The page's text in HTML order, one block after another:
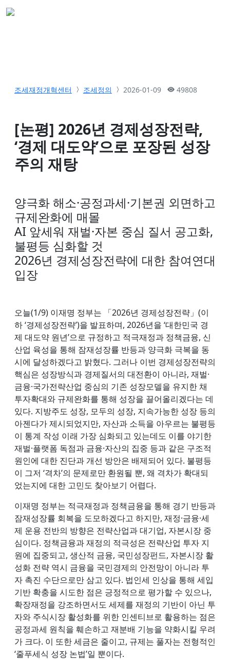
조세재정개혁센터 조세정의 2026-01-09 49808
[논평] 2026년 경제성장전략,
‘경제 대도약’으로 포장된 성장
주의 재탕
양극화 해소·공정과세·기본권 외면하고
규제완화에 매몰
AI 앞세워 재벌·자본 중심 질서 공고화,
불평등 심화할 것
2026년 경제성장전략에 대한 참여연대
입장
오늘(1/9) 이재명 정부는 「2026년 경제성장전략」(이
하 ‘경제성장전략’)을 발표하며, 2026년을 ‘대한민국 경
제 대도약 원년’으로 규정하고 적극재정과 정책금융, 신
산업 육성을 통해 잠재성장률 반등과 양극화 극복을 동
시에 달성하겠다고 밝혔다. 그러나 이번 경제성장전략의
핵심은 성장방식과 경제질서의 대전환이 아니라, 재벌·
금융·국가전략산업 중심의 기존 성장모델을 유지한 채
투자확대와 규제완화를 통해 성장을 끌어올리겠다는 데
있다. 지방주도 성장, 모두의 성장, 지속가능한 성장 등의
아젠다가 제시되었지만, 자산과 소득을 아우르는 불평등
이 통계 작성 이래 가장 심화되고 있는데도 이를 야기한
재벌·플랫폼 독점과 금융·자산의 집중 등과 같은 구조적
원인에 대한 진단과 개선 방안은 배제되어 있다. 불평등
이 그저 ‘격차’의 문제로만 환원될 뿐, 왜 격차가 확대되
었는지에 대한 고민도 찾아보기 어렵다.
이재명 정부는 적극재정과 정책금융을 통해 경기 반등과
잠재성장률 회복을 도모하겠다고 하지만, 재정·금융·세
제 운용 전반의 방향은 전략산업과 대기업, 자본시장 중
심이다. 정책금융과 재정의 적극성은 전략산업 투자 지
원에 집중되고, 생산적 금융, 국민성장펀드, 자본시장 활
성화 전략 역시 금융을 국민경제의 안전망이 아니라 투
자 촉진 수단으로만 삼고 있다. 법인세 인상을 통해 세입
기반 확충을 시도한 점은 긍정적으로 평가할 수 있으나,
확장재정을 강조하면서도 세제를 재정의 기반이 아닌 투
자와 주식시장 활성화를 위한 인센티브로 활용하는 점은
공정과세 원칙을 훼손하고 재분배 기능을 약화시킬 우려
가 크다. 이 또한 세금은 줄이고, 규제는 풀자는 전형적인
‘줄푸세식 성장 논법’일 뿐이다.